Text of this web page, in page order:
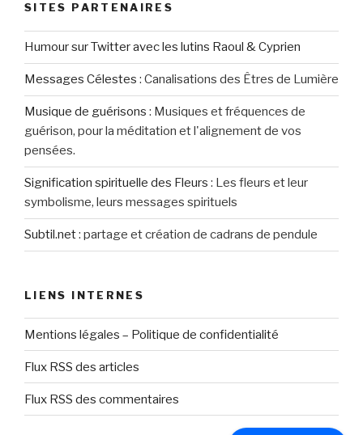
SITES PARTENAIRES
Humour sur Twitter avec les lutins Raoul & Cyprien
Messages Célestes : Canalisations des Êtres de Lumière
Musique de guérisons : Musiques et fréquences de
guérison, pour la méditation et l'alignement de vos
pensées.
Signification spirituelle des Fleurs : Les fleurs et leur
symbolisme, leurs messages spirituels
Subtil.net: partage et création de cadrans de pendule
LIENS INTERNES
Mentions légales – Politique de confidentialité
Flux RSS des articles
Flux RSS des commentaires